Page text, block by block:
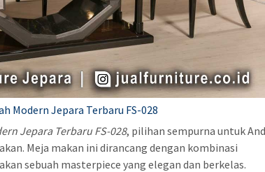
Modern Jepara Terbaru FS-028
Jepara Terbaru FS-028, pilihan sempurna untuk
Meja makan ini dirancang dengan kombinasi
sebuah masterpiece yang elegan dan berkelas.